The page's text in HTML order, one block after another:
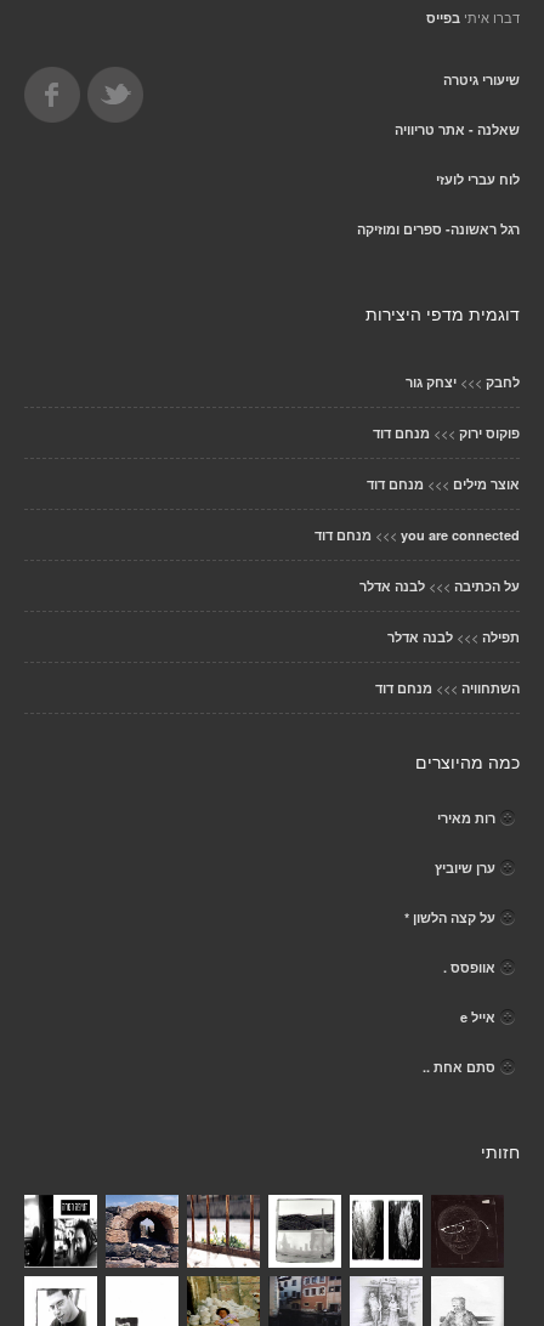
דברו איתי בפייס
שיעורי גיטרה
שאלנה - אתר טריוויה
לוח עברי לועזי
רגל ראשונה- ספרים ומוזיקה
דוגמית מדפי היצירות
לחבק >>> יצחק גור
פוקוס ירוק >>> מנחם דוד
אוצר מילים >>> מנחם דוד
you are connected
>>> מנחם דוד
על הכתיבה >>> לבנה אדלר
תפילה >>> לבנה אדלר
השתחוויה >>> מנחם דוד
כמה מהיוצרים
רות מאירי
ערן שיוביץ
על קצה הלשון *
אוופסס .
אייל e
סתם אחת ..
חזותי